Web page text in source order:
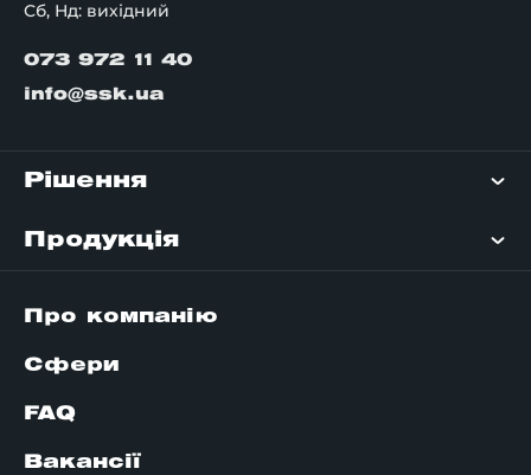
Сб, Нд: вихідний
073 972 11 40
info@ssk.ua
Рішення
Продукція
Про компанію
Сфери
FAQ
Вакансії